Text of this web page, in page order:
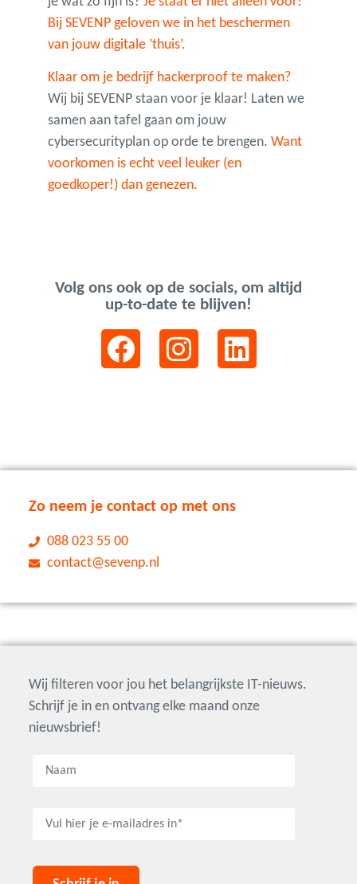
Bij SEVENP geloven we in het beschermen
van jouw digitale ’thuis’.
Klaar om je bedrijf hackerproof te maken?
Wij bij SEVENP staan voor je klaar! Laten we
samen aan tafel gaan om jouw
cybersecurityplan op orde te brengen. Want
voorkomen is echt veel leuker (en
goedkoper!) dan genezen.
Volg ons ook op de socials, om altijd
up-to-date te blijven!
Zo neem je contact op met ons
088 023 55 00
contact@sevenp.nl
Wij filteren voor jou het belangrijkste IT-nieuws.
Schrijf je in en ontvang elke maand onze
nieuwsbrief!